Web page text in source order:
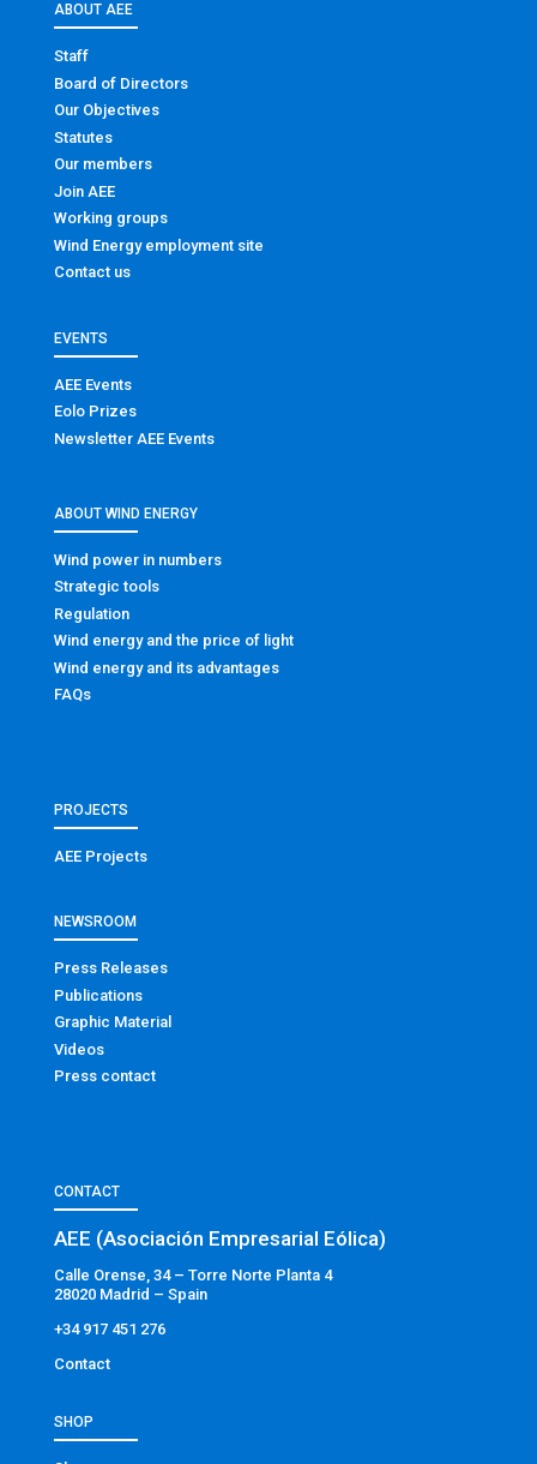
ABOUT AEE
Staff
Board of Directors
Our Objectives
Statutes
Our members
Join AEE
Working groups
Wind Energy employment site
Contact us
EVENTS
AEE Events
Eolo Prizes
Newsletter AEE Events
ABOUT WIND ENERGY
Wind power in numbers
Strategic tools
Regulation
Wind energy and the price of light
Wind energy and its advantages
FAQs
PROJECTS
AEE Projects
NEWSROOM
Press Releases
Publications
Graphic Material
Videos
Press contact
CONTACT
AEE (Asociación Empresarial Eólica)
Calle Orense, 34 – Torre Norte Planta 4
28020 Madrid – Spain
+34 917 451 276
Contact
SHOP